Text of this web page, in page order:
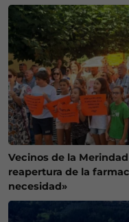
Vecinos de la
reapertura de la
necesidad»